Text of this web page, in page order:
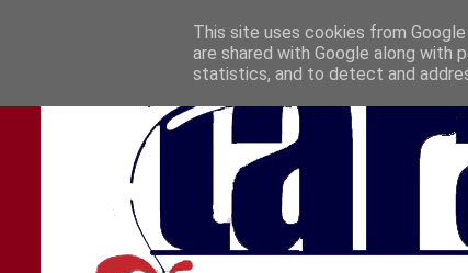
This site uses cookies from
are shared with Google along with
statistics, and to detect and